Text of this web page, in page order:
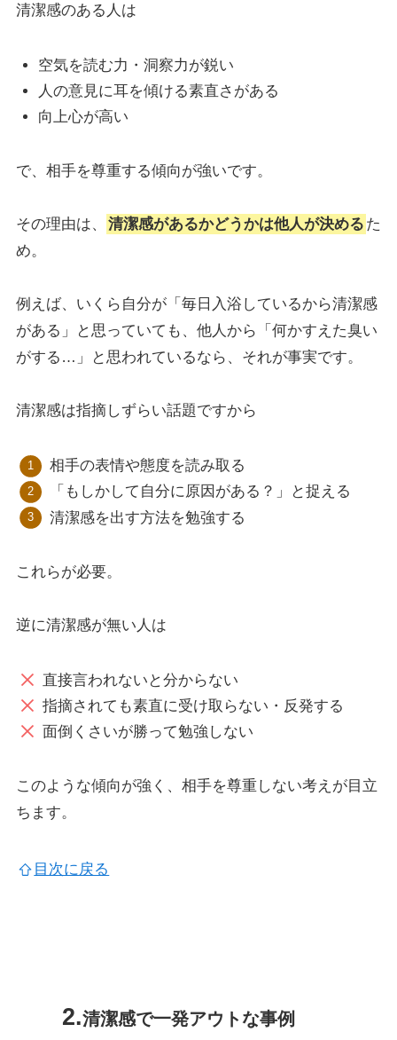
清潔感のある人は
空気を読む力・洞察力が鋭い
人の意見に耳を傾ける素直さがある
向上心が高い
で、相手を尊重する傾向が強いです。
その理由は、 清潔感があるかどうかは他人が決める た
め。
例えば、いくら自分が「毎日入浴しているから清潔感
がある」と思っていても、他人から「何かすえた臭い
がする…」と思われているなら、それが事実です。
清潔感は指摘しずらい話題ですから
相手の表情や態度を読み取る
「もしかして自分に原因がある？」と捉える
清潔感を出す方法を勉強する
これらが必要。
逆に清潔感が無い人は
直接言われないと分からない
指摘されても素直に受け取らない・反発する
面倒くさいが勝って勉強しない
このような傾向が強く、相手を尊重しない考えが目立
ちます。
目次に戻る
清潔感で一発アウトな事例